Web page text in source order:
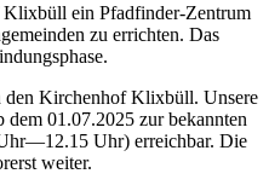
ein Pfadfinder-Zentrum
zu errichten. Das
den Kirchenhof Klixbüll. Unsere
01.07.2025 zur bekannten
Uhr) erreichbar. Die
weiter.